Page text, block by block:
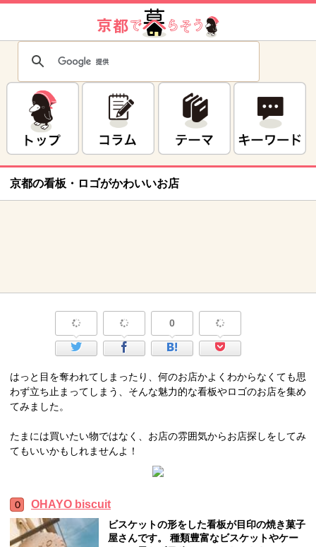
京都の看板・ロゴがかわいいお店
0
はっと目を奪われてしまったり、何のお店かよくわからなくても思
わず立ち止まってしまう、そんな魅力的な看板やロゴのお店を集め
てみました。
たまには買いたい物ではなく、お店の雰囲気からお店探しをしてみ
てもいいかもしれませんよ！
OHAYO biscuit
ビスケットの形をした看板が目印の焼き菓子
屋さんです。 種類豊富なビスケットやケー